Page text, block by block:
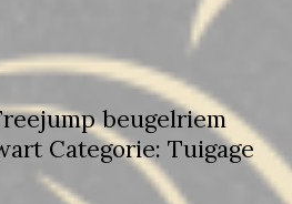
beugelriem
Categorie: Tuigage